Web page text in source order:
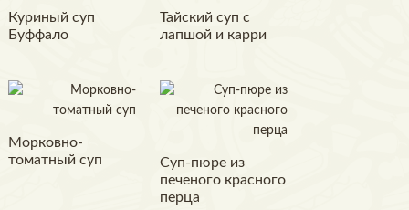
Куриный суп
Буффало
Тайский суп с
лапшой и карри
Морковно-
томатный суп
Суп-пюре из
печеного красного
перца